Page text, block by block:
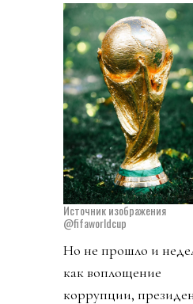
Источник изображения
@fifaworldcup
Но не прошло и
как воплощение
коррупции,